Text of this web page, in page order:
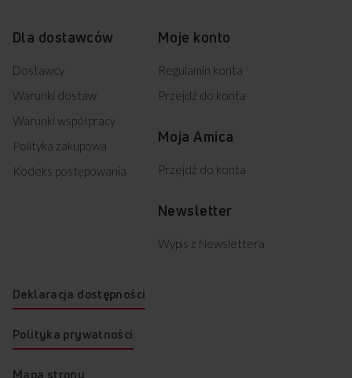
Dla dostawców
Dostawcy
Warunki dostaw
Warunki współpracy
Polityka zakupowa
Kodeks postępowania
Moje konto
Regulamin konta
Przejdź do konta
Moja Amica
Przejdź do konta
Newsletter
Wypis z Newslettera
Deklaracja dostępności
Polityka prywatności
Mapa strony